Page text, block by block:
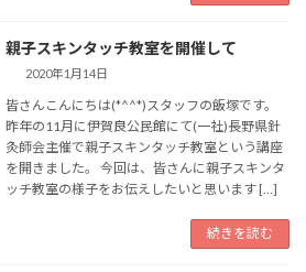
親子スキンタッチ教室を開催して
2020年1月14日
皆さんこんにちは(*^^*)スタッフの飯塚です。
昨年の11月に伊賀良公民館にて(一社)長野県針
灸師会主催で親子スキンタッチ教室という講座
を開きました。 今回は、皆さんに親子スキンタ
ッチ教室の様子をお伝えしたいと思います […]
続きを読む